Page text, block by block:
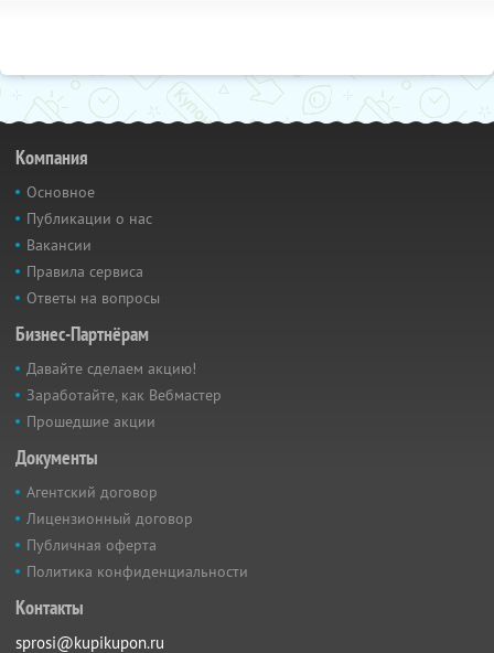
Компания
Основное
Публикации о нас
Вакансии
Правила сервиса
Ответы на вопросы
Бизнес-Партнёрам
Давайте сделаем акцию!
Заработайте, как Вебмастер
Прошедшие акции
Документы
Агентский договор
Лицензионный договор
Публичная оферта
Политика конфиденциальности
Контакты
sprosi@kupikupon.ru